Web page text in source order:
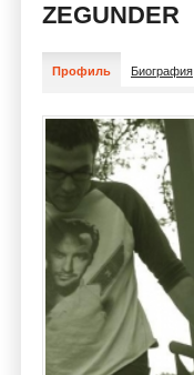
ZEGUNDER
Профиль Биография